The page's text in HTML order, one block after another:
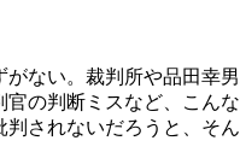
がない。裁判所や品田
の判断ミスなど、こん
されないだろうと、